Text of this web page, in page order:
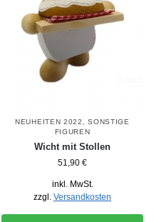
NEUHEITEN 2022 ,SONSTIGE
FIGUREN
Wicht mit Stollen
51,90 €
inkl. MwSt.
zzgl. Versandkosten